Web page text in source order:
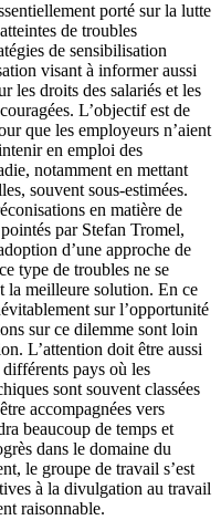
porté sur la lutte
de troubles
de sensibilisation
visant à informer aussi
les droits des salariés et les
L’objectif est de
que les employeurs n’aient
en emploi des
notamment en mettant
souvent sous-estimées.
en matière de
par Stefan Tromel,
d’une approche de
type de troubles ne se
la meilleure solution. En ce
sur l’opportunité
sur ce dilemme sont loin
L’attention doit être aussi
pays où les
sont souvent classées
accompagnées vers
beaucoup de temps et
dans le domaine du
le groupe de travail s’est
à la divulgation au travail
raisonnable.